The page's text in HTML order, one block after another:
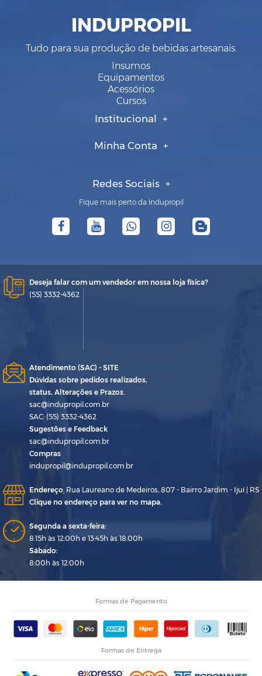
INDUPROPIL
Tudo para sua produção de bebidas artesanais.
Insumos
Equipamentos
Acessórios
Cursos
Institucional
Minha Conta
Redes Sociais
Fique mais perto da Indupropil
Deseja falar com um vendedor em nossa loja física?
(55) 3332-4362
Atendimento (SAC) - SITE
Dúvidas sobre pedidos realizados,
status, Alterações e Prazos.
sac@indupropil.com.br
SAC: (55) 3332-4362
Sugestões e Feedback
sac@indupropil.com.br
Compras
indupropil@indupropil.com.br
Endereço: Rua Laureano de Medeiros, 807 - Bairro Jardim - Ijuí | RS
Clique no endereço para ver no mapa.
Segunda a sexta-feira:
8:15h às 12:00h e 13:45h às 18:00h
Sábado:
8:00h às 12:00h
Formas de Pagamento
Formas de Entrega